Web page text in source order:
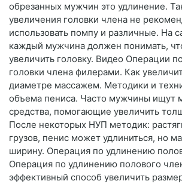
обрезанных мужчин это удлинение.
увеличения головки члена не
использовать помпу и различные. На
каждый мужчина должен понимать,
увеличить головку. Видео Операции
головки члена филерами. Как
диаметре массажем. Методики и
объема пениса. Часто мужчины ищут
средства, помогающие увеличить
После некоторых НУП методик:
грузов, пенис может удлиниться, но
ширину. Операция по удлинению
Операция по удлинению полового
эффективный способ увеличить